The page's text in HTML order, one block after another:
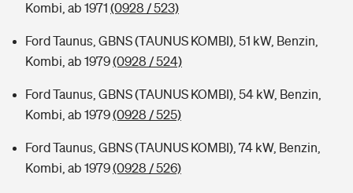
Kombi, ab 1971 (0928 / 523)
Ford Taunus, GBNS (TAUNUS KOMBI), 51 kW, Benzin,
Kombi, ab 1979(0928 / 524)
Ford Taunus, GBNS (TAUNUS KOMBI), 54 kW, Benzin,
Kombi, ab 1979(0928 / 525)
Ford Taunus, GBNS (TAUNUS KOMBI), 74 kW, Benzin,
Kombi, ab 1979(0928 / 526)